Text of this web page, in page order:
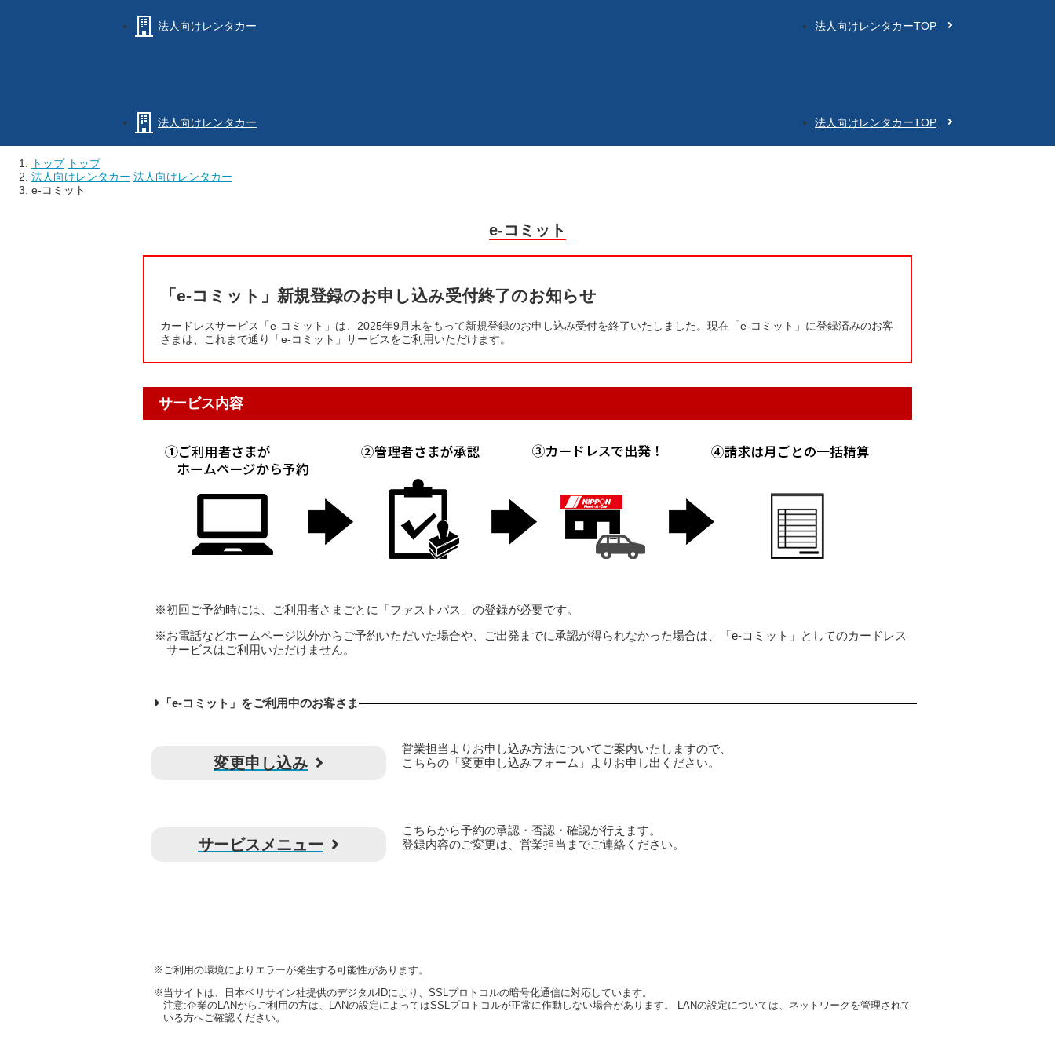
法人向けレンタカー 法人向けレンタカーTOP
法人向けレンタカー 法人向けレンタカーTOP
トップ トップ
法人向けレンタカー 法人向けレンタカー
e-コミット
e-コミット
「e-コミット」新規登録のお申し込み受付終了のお知らせ
カードレスサービス「e-コミット」は、2025年9月末をもって新規登録のお申し込み受付を終了いたしました。現在「e-コミット」に登録済みのお客
さまは、これまで通り「e-コミット」サービスをご利用いただけます。
サービス内容
※初回ご予約時には、ご利用者さまごとに「ファストパス」の登録が必要です。
※お電話などホームページ以外からご予約いただいた場合や、ご出発までに承認が得られなかった場合は、「e-コミット」としてのカードレス
サービスはご利用いただけません。
「e-コミット」をご利用中のお客さま
変更申し込み
営業担当よりお申し込み方法についてご案内いたしますので、
こちらの「変更申し込みフォーム」よりお申し出ください。
サービスメニュー
こちらから予約の承認・否認・確認が行えます。
登録内容のご変更は、営業担当までご連絡ください。
※ご利用の環境によりエラーが発生する可能性があります。
※当サイトは、日本ベリサイン社提供のデジタルIDにより、SSLプロトコルの暗号化通信に対応しています。
注意:企業のLANからご利用の方は、LANの設定によってはSSLプロトコルが正常に作動しない場合があります。 LANの設定については、ネットワークを管理されて
いる方へご確認ください。